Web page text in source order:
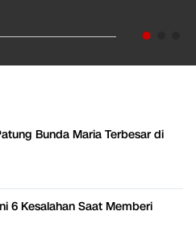
Bunda Maria Terbesar di
6 Kesalahan Saat Memberi